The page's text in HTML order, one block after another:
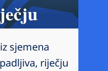
sjemena
riječju